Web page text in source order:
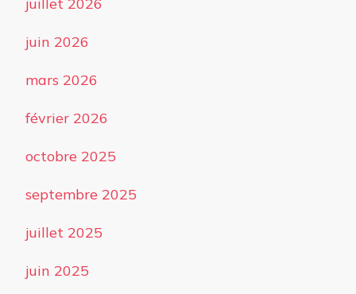
juillet 2026
juin 2026
mars 2026
février 2026
octobre 2025
septembre 2025
juillet 2025
juin 2025